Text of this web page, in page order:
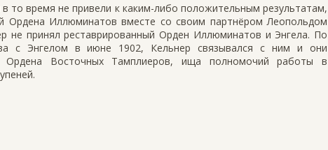
то время не привели к каким-либо положительным результатам,
Ордена Иллюминатов вместе со своим партнёром Леопольдом
не принял реставрированный Орден Иллюминатов и Энгела. По
с Энгелом в июне 1902, Кельнер связывался с ним и они
Ордена Восточных Тамплиеров, ища полномочий работы в